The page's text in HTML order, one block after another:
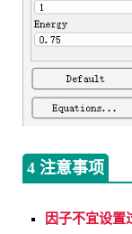
4 注意事项
因子不宜设置